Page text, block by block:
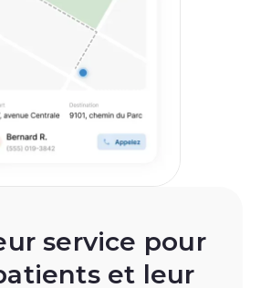
service pour
et leur